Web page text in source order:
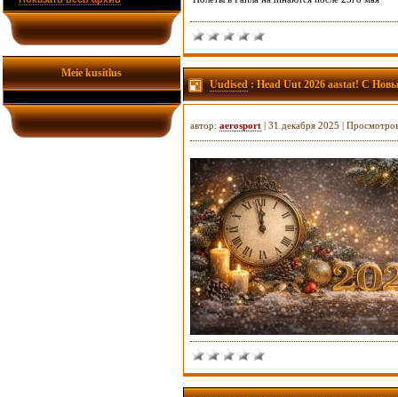
Meie kusitlus
Uudised: Head Uut 2026 aastat! С
автор: aerosport | 31 декабря 2025 |